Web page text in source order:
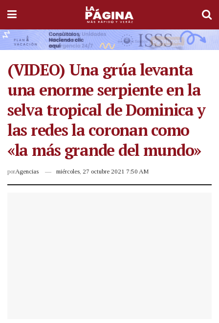
(VIDEO) Una grúa levanta
una enorme serpiente en la
selva tropical de Dominica y
las redes la coronan como
«la más grande del mundo»
porAgencias miércoles, 27 octubre 2021 7:50 AM